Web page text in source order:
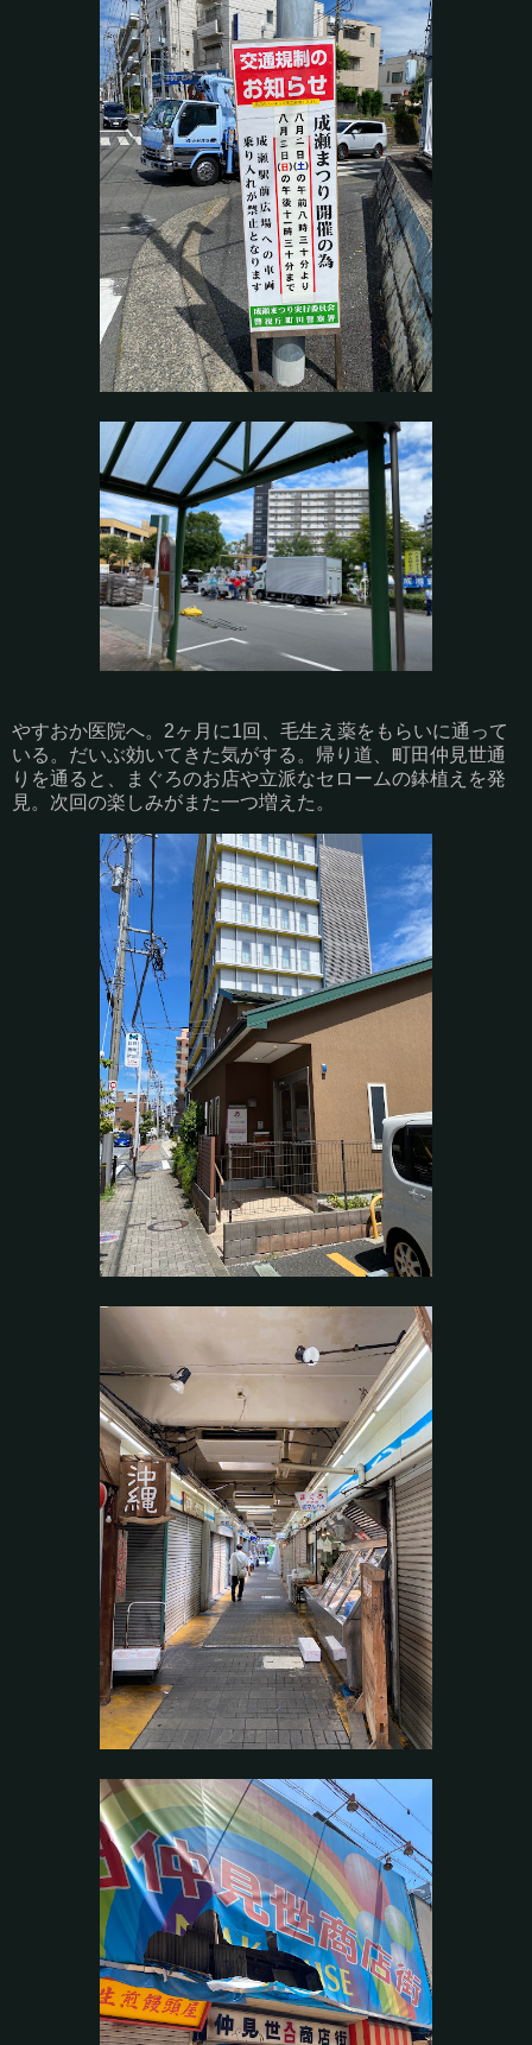
やすおか医院へ。2ヶ月に1回、毛生え薬をもらいに通って
いる。だいぶ効いてきた気がする。帰り道、町田仲見世通
りを通ると、まぐろのお店や立派なセロームの鉢植えを発
見。次回の楽しみがまた一つ増えた。